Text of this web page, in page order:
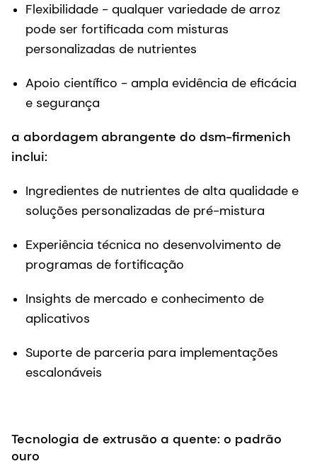
Flexibilidade - qualquer variedade de arroz
pode ser fortificada com misturas
personalizadas de nutrientes
Apoio científico - ampla evidência de eficácia
e segurança
a abordagem abrangente do dsm-firmenich
inclui:
Ingredientes de nutrientes de alta qualidade e
soluções personalizadas de pré-mistura
Experiência técnica no desenvolvimento de
programas de fortificação
Insights de mercado e conhecimento de
aplicativos
Suporte de parceria para implementações
escalonáveis
Tecnologia de extrusão a quente: o padrão
ouro